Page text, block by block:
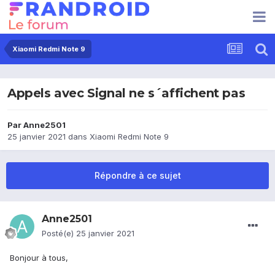
Xiaomi Redmi Note 9
Appels avec Signal ne s´affichent pas
ParAnne2501
25 janvier 2021 dans Xiaomi Redmi Note 9
Répondre à ce sujet
Anne2501
Posté(e) 25 janvier 2021
Bonjour à tous,